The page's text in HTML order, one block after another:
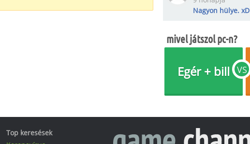
Nagyon hülye. xD
mivel játszol pc-n?
VS
Egér + bill
Top keresések